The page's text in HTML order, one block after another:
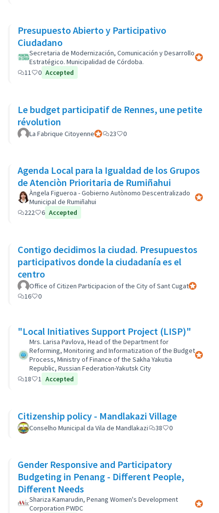
Presupuesto Abierto y Participativo
Ciudadano
Secretaria de Modernización, Comunicación y Desarrollo
Estratégico. Municipalidad de Córdoba.
11
0 Accepted
Le budget participatif de Rennes, une petite
révolution
La Fabrique CitoyenneParticipant officiel
23 0
Agenda Local para la Igualdad de los Grupos
de Atenciòn Prioritaria de Rumiñahui
Àngela Figueroa - Gobierno Autònomo Descentralizado
Municipal de Rumiñahui
222
6 Accepted
Contigo decidimos la ciudad. Presupuestos
participativos donde la ciudadanía es el
centro
Office of Citizen Participacion of the City of Sant Cugat
16
0
"Local Initiatives Support Project (LISP)"
Mrs. Larisa Pavlova, Head of the Department for
Reforming, Monitoring and Informatization of the Budget
Process, Ministry of Finance of the Sakha Yakutia
Republic, Russian Federation-Yakutsk City
18 1 Accepted
Citizenship policy - Mandlakazi Village
Conselho Municipal da Vila de Mandlakazi 38 0
Gender Responsive and Participatory
Budgeting in Penang - Different People,
Different Needs
Shariza Kamarudin, Penang Women's Development
Corporation PWDC